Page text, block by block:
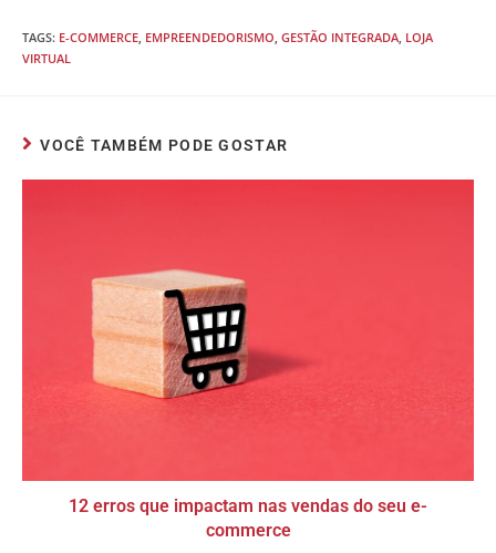
TAGS: E-COMMERCE, EMPREENDEDORISMO, GESTÃO INTEGRADA, LOJA
VIRTUAL
VOCÊ TAMBÉM PODE GOSTAR
12 erros que impactam nas vendas do seu e-
commerce